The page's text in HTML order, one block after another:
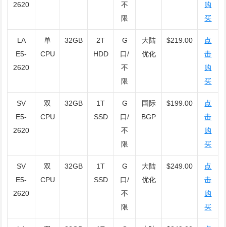
2620
不
限
购
买
LA
E5-
2620
单
CPU
32GB
2T
HDD
G
口/
不
限
大陆
优化
$219.00
点
击
购
买
SV
E5-
2620
双
CPU
32GB
1T
SSD
G
口/
不
限
国际
BGP
$199.00
点
击
购
买
SV
E5-
2620
双
CPU
32GB
1T
SSD
G
口/
不
限
大陆
优化
$249.00
点
击
购
买